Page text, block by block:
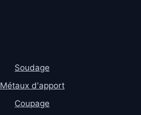
Soudage
Métaux d'apport
Coupage